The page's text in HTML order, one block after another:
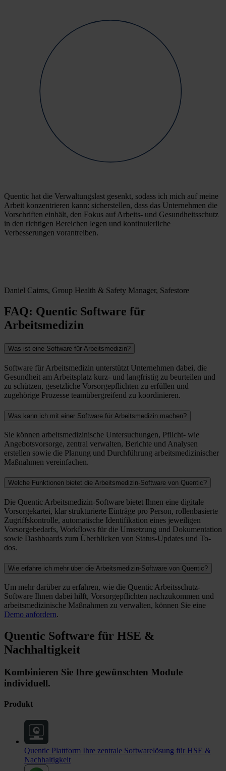
Quentic hat die Verwaltungslast gesenkt, sodass ich mich auf meine
Arbeit konzentrieren kann: sicherstellen, dass das Unternehmen die
Vorschriften einhält, den Fokus auf Arbeits- und Gesundheitsschutz
in den richtigen Bereichen legen und kontinuierliche
Verbesserungen vorantreiben.
Daniel Cairns, Group Health & Safety Manager, Safestore
FAQ: Quentic Software für
Arbeitsmedizin
Was ist eine Software für Arbeitsmedizin?
Software für Arbeitsmedizin unterstützt Unternehmen dabei, die
Gesundheit am Arbeitsplatz kurz- und langfristig zu beurteilen und
zu schützen, gesetzliche Vorsorgepflichten zu erfüllen und
zugehörige Prozesse teamübergreifend zu koordinieren.
Was kann ich mit einer Software für Arbeitsmedizin machen?
Sie können arbeitsmedizinische Untersuchungen, Pflicht- wie
Angebotsvorsorge, zentral verwalten, Berichte und Analysen
erstellen sowie die Planung und Durchführung arbeitsmedizinischer
Maßnahmen vereinfachen.
Welche Funktionen bietet die Arbeitsmedizin-Software von Quentic?
Die Quentic Arbeitsmedizin-Software bietet Ihnen eine digitale
Vorsorgekartei, klar strukturierte Einträge pro Person, rollenbasierte
Zugriffskontrolle, automatische Identifikation eines jeweiligen
Vorsorgebedarfs, Workflows für die Umsetzung und Dokumentation
sowie Dashboards zum Überblicken von Status-Updates und To-
dos.
Wie erfahre ich mehr über die Arbeitsmedizin-Software von Quentic?
Um mehr darüber zu erfahren, wie die Quentic Arbeitsschutz-
Software Ihnen dabei hilft, Vorsorgepflichten nachzukommen und
arbeitsmedizinische Maßnahmen zu verwalten, können Sie eine
Demo anfordern.
Quentic Software für HSE &
Nachhaltigkeit
Kombinieren Sie Ihre gewünschten Module
individuell.
Produkt
Quentic Plattform Ihre zentrale Softwarelösung für HSE &
Nachhaltigkeit